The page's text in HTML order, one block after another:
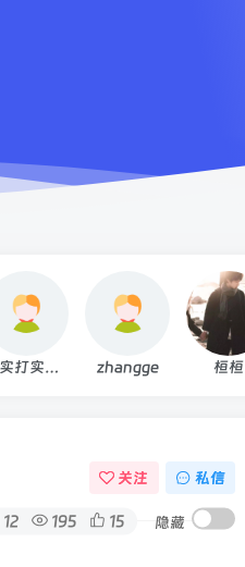
啊实打实大大 zhangge 桓桓
关注 私信
12 195 15 隐藏